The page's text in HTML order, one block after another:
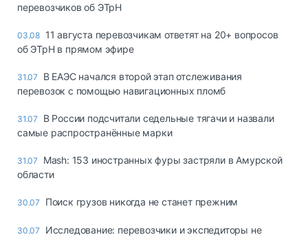
перевозчиков об ЭТрН
03.08 11 августа перевозчикам ответят на 20+ вопросов
об ЭТрН в прямом эфире
31.07
В ЕАЭС начался второй этап отслеживания
перевозок с помощью навигационных пломб
31.07
В России подсчитали седельные тягачи и назвали
самые распространённые марки
31.07
Mash: 153 иностранных фуры застряли в Амурской
области
30.07 Поиск грузов никогда не станет прежним
30.07
Исследование: перевозчики и экспедиторы не